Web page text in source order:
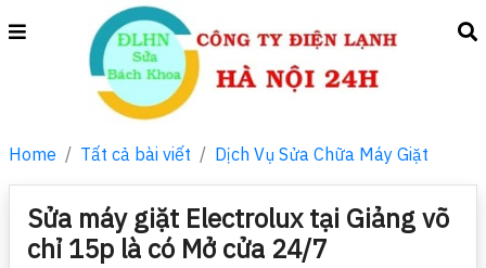
Home Tất cả bài viết Dịch Vụ Sửa Chữa Máy Giặt
Sửa máy giặt Electrolux tại Giảng võ
chỉ 15p là có Mở cửa 24/7